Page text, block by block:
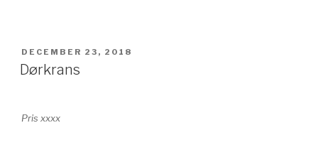
UDGIVET
DEN
DECEMBER 23, 2018
Dørkrans
Pris xxxx